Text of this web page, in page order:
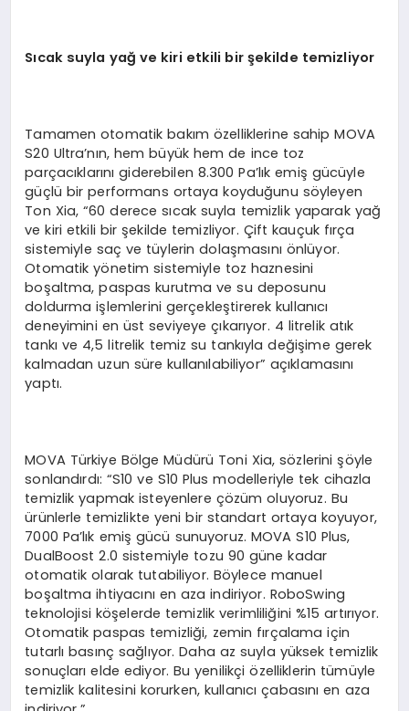
Sıcak suyla yağ ve kiri etkili bir şekilde temizliyor
Tamamen otomatik bakım özelliklerine sahip MOVA
S20 Ultra’nın, hem büyük hem de ince toz
parçacıklarını giderebilen 8.300 Pa’lık emiş gücüyle
güçlü bir performans ortaya koyduğunu söyleyen
Ton Xia, “60 derece sıcak suyla temizlik yaparak yağ
ve kiri etkili bir şekilde temizliyor. Çift kauçuk fırça
sistemiyle saç ve tüylerin dolaşmasını önlüyor.
Otomatik yönetim sistemiyle toz haznesini
boşaltma, paspas kurutma ve su deposunu
doldurma işlemlerini gerçekleştirerek kullanıcı
deneyimini en üst seviyeye çıkarıyor. 4 litrelik atık
tankı ve 4,5 litrelik temiz su tankıyla değişime gerek
kalmadan uzun süre kullanılabiliyor” açıklamasını
yaptı.
MOVA Türkiye Bölge Müdürü Toni Xia, sözlerini şöyle
sonlandırdı: “S10 ve S10 Plus modelleriyle tek cihazla
temizlik yapmak isteyenlere çözüm oluyoruz. Bu
ürünlerle temizlikte yeni bir standart ortaya koyuyor,
7000 Pa’lık emiş gücü sunuyoruz. MOVA S10 Plus,
DualBoost 2.0 sistemiyle tozu 90 güne kadar
otomatik olarak tutabiliyor. Böylece manuel
boşaltma ihtiyacını en aza indiriyor. RoboSwing
teknolojisi köşelerde temizlik verimliliğini %15 artırıyor.
Otomatik paspas temizliği, zemin fırçalama için
tutarlı basınç sağlıyor. Daha az suyla yüksek temizlik
sonuçları elde ediyor. Bu yenilikçi özelliklerin tümüyle
temizlik kalitesini korurken, kullanıcı çabasını en aza